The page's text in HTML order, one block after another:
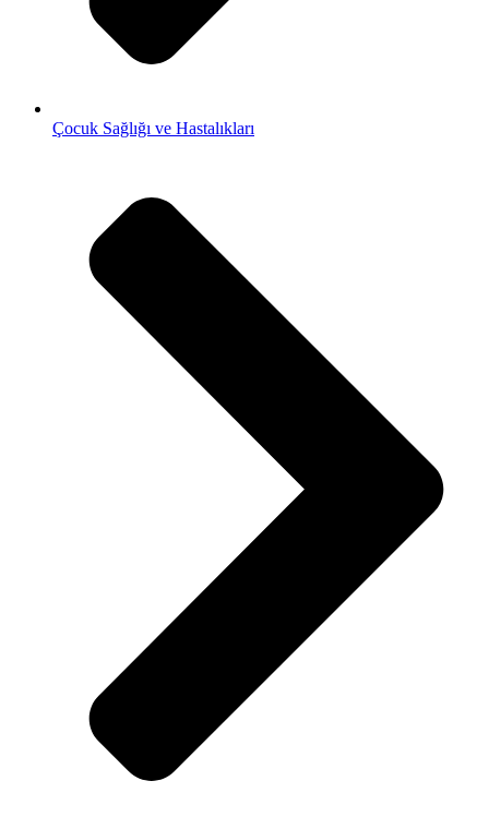
Çocuk Sağlığı ve Hastalıkları